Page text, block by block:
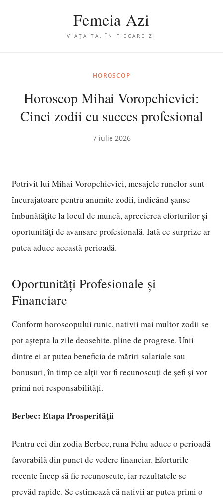
Femeia Azi
VIAȚA TA, ÎN FIECARE ZI
HOROSCOP
Horoscop Mihai Voropchievici:
Cinci zodii cu succes profesional
7 iulie 2026
Potrivit lui Mihai Voropchievici, mesajele runelor sunt
încurajatoare pentru anumite zodii, indicând șanse
îmbunătățite la locul de muncă, aprecierea eforturilor și
oportunități de avansare profesională. Iată ce surprize ar
putea aduce această perioadă.
Oportunități Profesionale și
Financiare
Conform horoscopului runic, nativii mai multor zodii se
pot aștepta la zile deosebite, pline de progrese. Unii
dintre ei ar putea beneficia de măriri salariale sau
bonusuri, în timp ce alții vor fi recunoscuți de șefi și vor
primi noi responsabilități.
Berbec: Etapa Prosperității
Pentru cei din zodia Berbec, runa Fehu aduce o perioadă
favorabilă din punct de vedere financiar. Eforturile
recente încep să fie recunoscute, iar rezultatele se
prevăd rapide. Se estimează că nativii ar putea primi o